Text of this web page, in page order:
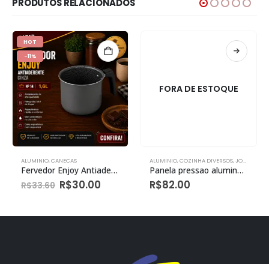
PRODUTOS RELACIONADOS
HOT
-11%
ALUMINIO,CANECAS
Fervedor Enjoy Antiaderente Vermelho Nº 14 1,6l
R$33.60 R$30.00
FORA DE ESTOQUE
ALUMINIO,COZINHA DIVERSOS,JOGO DE PANELAS
Panela pressao alumine 3,0l polida
R$82.00